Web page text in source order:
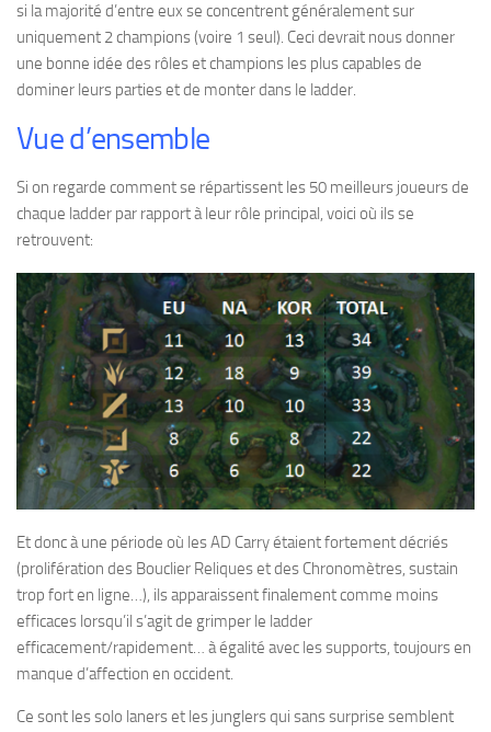
si la majorité d’entre eux se concentrent généralement sur
uniquement 2 champions (voire 1 seul). Ceci devrait nous donner
une bonne idée des rôles et champions les plus capables de
dominer leurs parties et de monter dans le ladder.
Vue d’ensemble
Si on regarde comment se répartissent les 50 meilleurs joueurs de
chaque ladder par rapport à leur rôle principal, voici où ils se
retrouvent:
Et donc à une période où les AD Carry étaient fortement décriés
(prolifération des Bouclier Reliques et des Chronomètres, sustain
trop fort en ligne…), ils apparaissent finalement comme moins
efficaces lorsqu’il s’agit de grimper le ladder
efficacement/rapidement… à égalité avec les supports, toujours en
manque d’affection en occident.
Ce sont les solo laners et les junglers qui sans surprise semblent